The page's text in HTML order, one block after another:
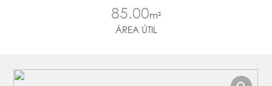
85.00m²
ÁREA ÚTIL